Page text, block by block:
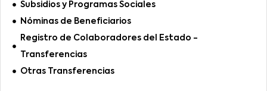
Subsidios y Programas Sociales
Nóminas de Beneficiarios
Registro de Colaboradores del Estado -
Transferencias
Otras Transferencias